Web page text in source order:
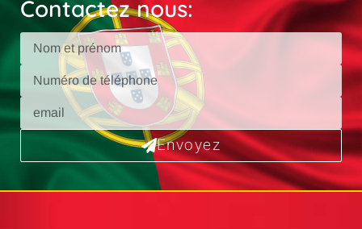
Contactez nous:
Envoyez